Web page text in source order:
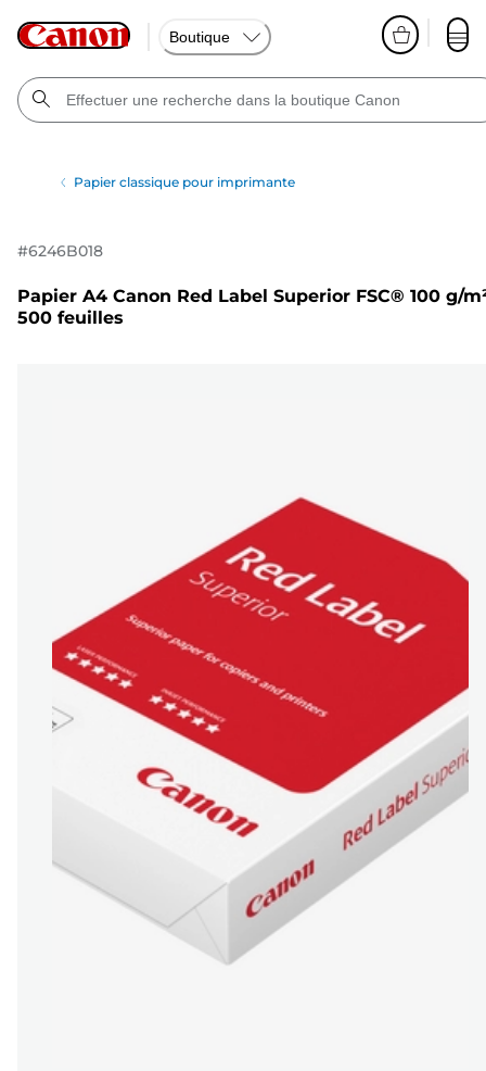
Boutique
Papier classique pour imprimante
#6246B018
Papier A4 Canon Red Label Superior FSC® 100 g/
500 feuilles